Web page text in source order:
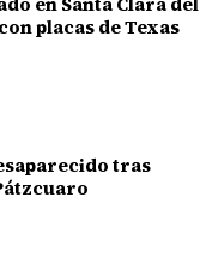
placas de Texas
tras